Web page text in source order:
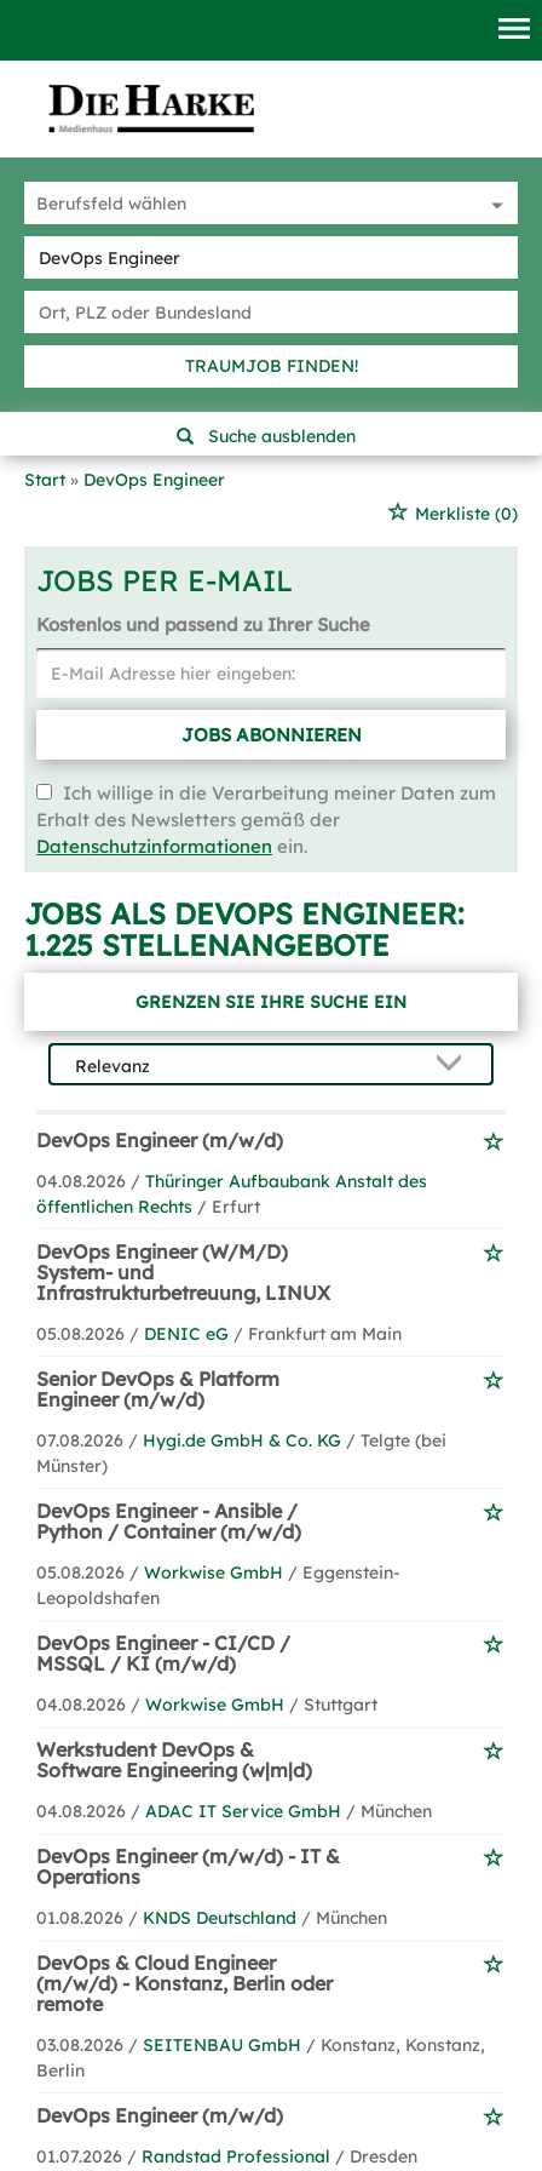
TRAUMJOB FINDEN!
Suche ausblenden
Start
DevOps Engineer
Merkliste (0)
JOBS PER E-MAIL
Kostenlos und passend zu Ihrer Suche
JOBS ABONNIEREN
Ich willige in die Verarbeitung meiner Daten zum
Erhalt des Newsletters gemäß der
Datenschutzinformationen ein.
JOBS ALS DEVOPS ENGINEER:
1.225 STELLENANGEBOTE
GRENZEN SIE IHRE SUCHE EIN
DevOps Engineer (m/w/d)
04.08.2026 / Thüringer Aufbaubank Anstalt des
öffentlichen Rechts / Erfurt
DevOps Engineer (W/M/D)
System- und
Infrastrukturbetreuung, LINUX
05.08.2026 / DENIC eG / Frankfurt am Main
Senior DevOps & Platform
Engineer (m/w/d)
07.08.2026 / Hygi.de GmbH & Co. KG / Telgte (bei
Münster)
DevOps Engineer - Ansible /
Python / Container (m/w/d)
05.08.2026 / Workwise GmbH / Eggenstein-
Leopoldshafen
DevOps Engineer - CI/CD /
MSSQL / KI (m/w/d)
04.08.2026 / Workwise GmbH / Stuttgart
Werkstudent DevOps &
Software Engineering (w|m|d)
04.08.2026 / ADAC IT Service GmbH / München
DevOps Engineer (m/w/d) - IT &
Operations
01.08.2026 / KNDS Deutschland / München
DevOps & Cloud Engineer
(m/w/d) - Konstanz, Berlin oder
remote
03.08.2026 / SEITENBAU GmbH / Konstanz, Konstanz,
Berlin
DevOps Engineer (m/w/d)
01.07.2026 / Randstad Professional / Dresden